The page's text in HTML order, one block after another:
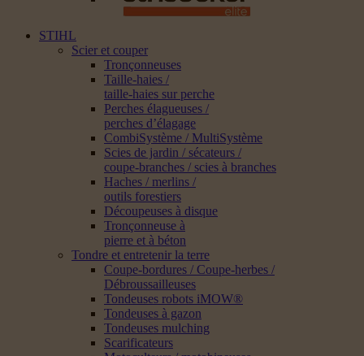
STIHL
Scier et couper
Tronçonneuses
Taille-haies /
taille-haies sur perche
Perches élagueuses /
perches d’élagage
CombiSystème / MultiSystème
Scies de jardin / sécateurs /
coupe-branches / scies à branches
Haches / merlins /
outils forestiers
Découpeuses à disque
Tronçonneuse à
pierre et à béton
Tondre et entretenir la terre
Coupe-bordures / Coupe-herbes /
Débroussailleuses
Tondeuses robots iMOW®
Tondeuses à gazon
Tondeuses mulching
Scarificateurs